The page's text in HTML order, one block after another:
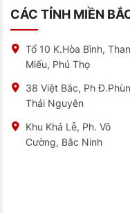
CÁC TỈNH MIỀN
Tổ 10 K.Hòa Bình,
Miếu, Phú Thọ
38 Việt Bắc, Ph
Thái Nguyên
Khu Khả Lễ, Ph. Võ
Cường, Bắc Ninh